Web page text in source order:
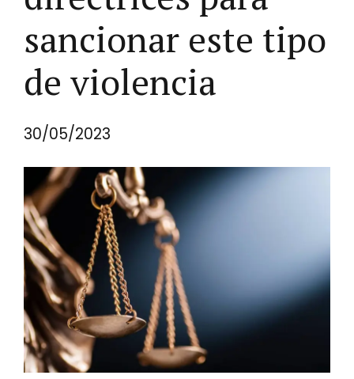
sancionar este tipo
de violencia
30/05/2023